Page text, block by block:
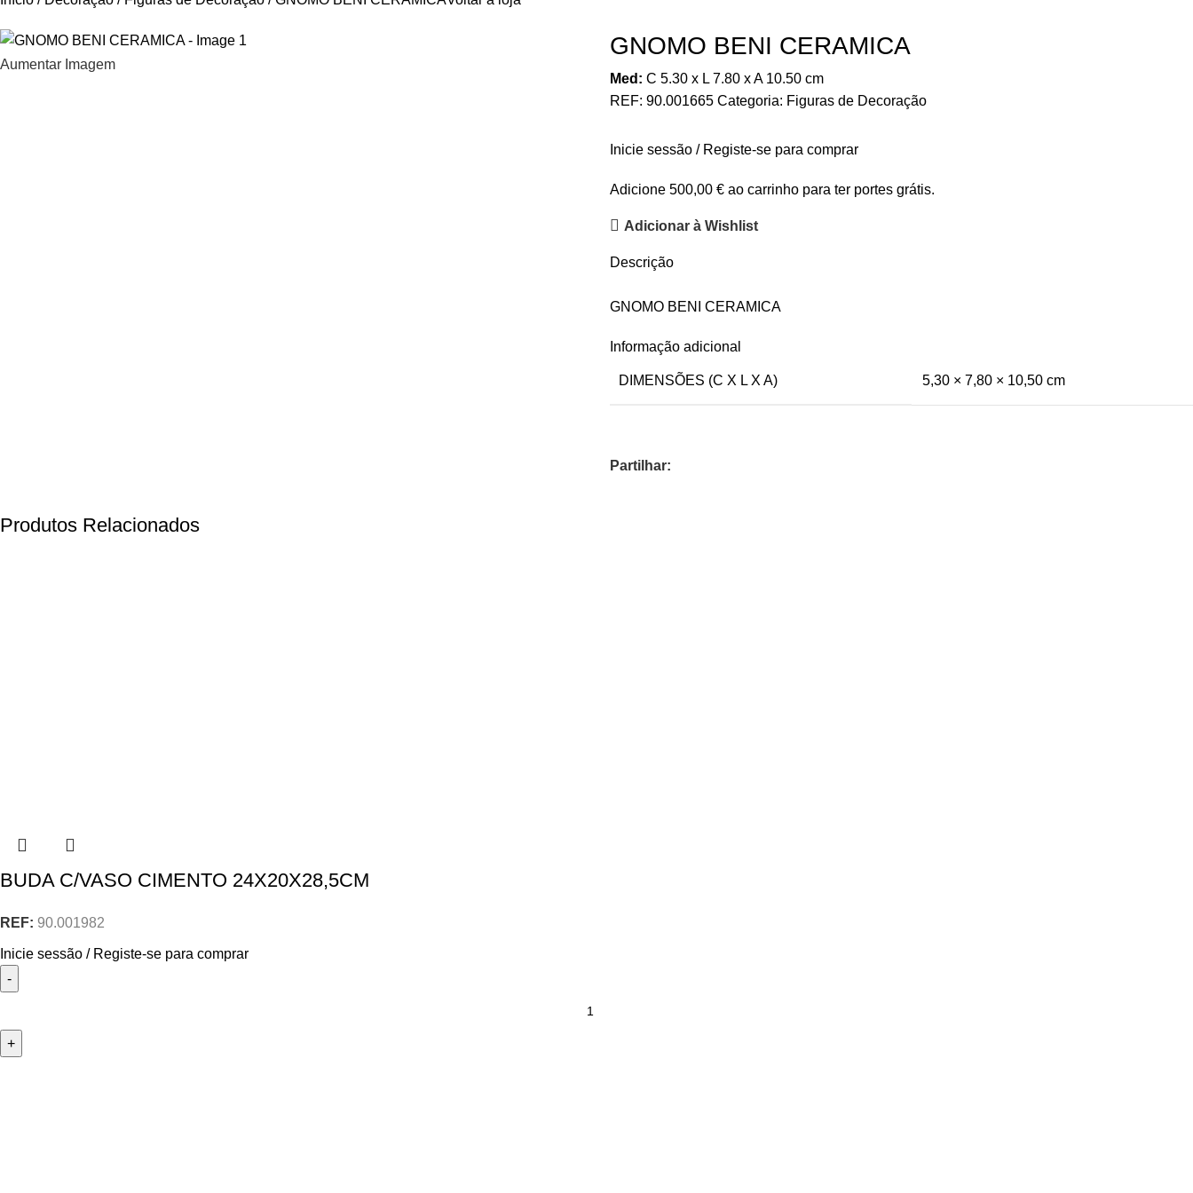
Aumentar Imagem
GNOMO BENI CERAMICA
Med: C 5.30 x L 7.80 xA 10.50 cm
REF: 90.001665 Categoria: Figuras de Decoração
Inicie sessão / Registe-se para comprar
Adicione 500,00 € ao carrinho para ter portes grátis.
Adicionar à Wishlist
Descrição
GNOMO BENI CERAMICA
Informação adicional
DIMENSÕES (C X L X A) 5,30 × 7,80 × 10,50 cm
Partilhar:
Produtos Relacionados
BUDA C/VASO CIMENTO 24X20X28,5CM
REF: 90.001982
Inicie sessão / Registe-se para comprar